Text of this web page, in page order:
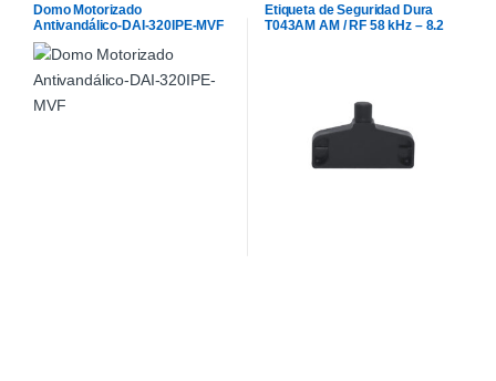
Domo Motorizado
Antivandálico-DAI-320IPE-MVF
Etiqueta de Seguridad Dura
T043AM AM / RF 58 kHz – 8.2